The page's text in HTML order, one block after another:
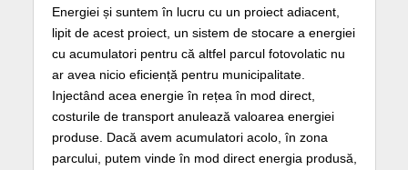
Energiei și suntem în lucru cu un proiect adiacent,
lipit de acest proiect, un sistem de stocare a energiei
cu acumulatori pentru că altfel parcul fotovolatic nu
ar avea nicio eficiență pentru municipalitate.
Injectând acea energie în rețea în mod direct,
costurile de transport anulează valoarea energiei
produse. Dacă avem acumulatori acolo, în zona
parcului, putem vinde în mod direct energia produsă,